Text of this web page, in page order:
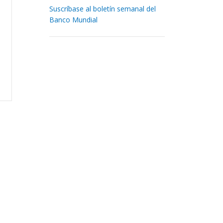
Suscríbase al boletín semanal del
Banco Mundial